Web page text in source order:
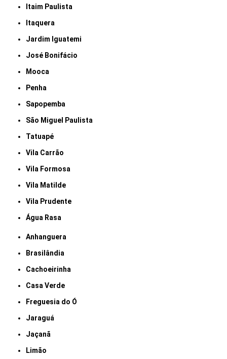
Itaim Paulista
Itaquera
Jardim Iguatemi
José Bonifácio
Mooca
Penha
Sapopemba
São Miguel Paulista
Tatuapé
Vila Carrão
Vila Formosa
Vila Matilde
Vila Prudente
Água Rasa
Anhanguera
Brasilândia
Cachoeirinha
Casa Verde
Freguesia do Ó
Jaraguá
Jaçanã
Limão